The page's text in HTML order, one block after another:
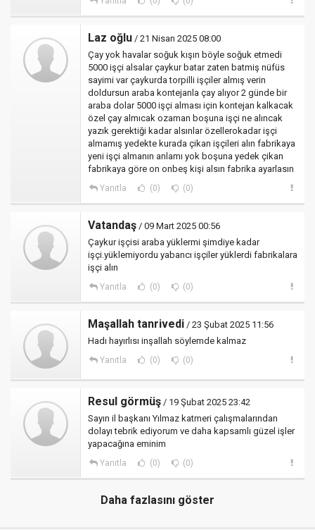
Laz oğlu / 21 Nisan 2025 08:00
Çay yok havalar soğuk kışın böyle soğuk etmedi
5000 işçi alsalar çaykur batar zaten batmiş nüfüs
sayimi var çaykurda torpilli işçiler almış verin
doldursun araba kontejanla çay alıyor 2 günde bir
araba dolar 5000 işçi alması için kontejan kalkacak
özel çay almıcak ozaman boşuna işçi ne alıncak
yazık gerektiği kadar alsınlar özellerokadar işçi
almamış yedekte kurada çikan işçileri alın fabrikaya
yeni işçi almanın anlamı yok boşuna yedek çikan
fabrikaya göre on onbeş kişi alsın fabrika ayarlasın
Yanıtla (0) (0)
Vatandaş / 09 Mart 2025 00:56
Çaykur işçisi araba yüklermi şimdiye kadar
işçi.yüklemiyordu yabancı işçiler yüklerdi fabrikalara
işçi alın
Yanıtla (0) (0)
Maşallah tanrivedi / 23 Şubat 2025 11:56
Hadı hayırlısı inşallah söylemde kalmaz
Yanıtla (0) (0)
Resul görmüş / 19 Şubat 2025 23:42
Sayın il başkanı Yılmaz katmeri çalışmalarından
dolayı tebrik ediyorum ve daha kapsamlı güzel işler
yapacağına eminim
Yanıtla (0) (0)
Daha fazlasını göster